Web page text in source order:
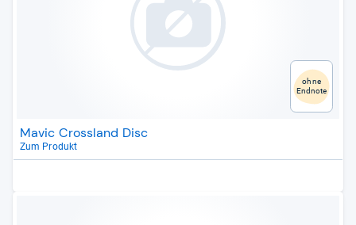
ohne
Endnote
Mavic Crossland Disc
Zum Produkt